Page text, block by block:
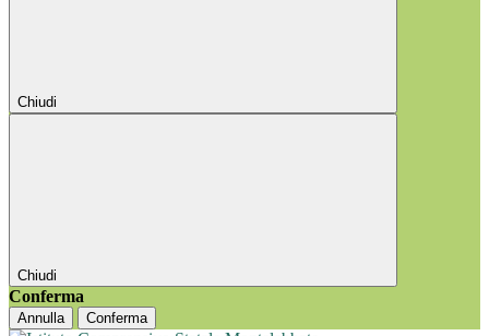
Chiudi
Chiudi
Conferma
Annulla Conferma